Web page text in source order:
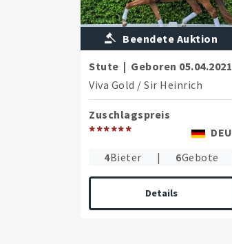
Beendete Auktion
Stute | Geboren 05.04.2021
Viva Gold / Sir Heinrich
Zuschlagspreis
******
DEU
4Bieter | 6Gebote
Details